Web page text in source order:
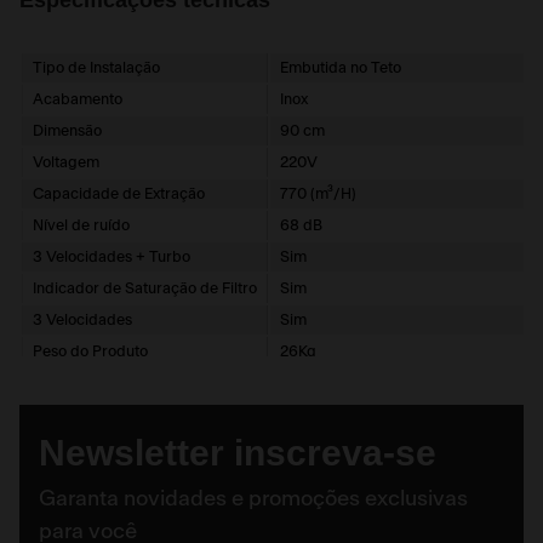
Tipo de Instalação Embutida no Teto
Acabamento Inox
Dimensão 90 cm
Voltagem 220V
Capacidade de Extração 770 (m³/H)
Nível de ruído 68 dB
3 Velocidades + Turbo Sim
Indicador de Saturação de Filtro Sim
3 Velocidades Sim
Peso do Produto 26Kg
Referência do Produto 17132
Diferencial Embutir no teto. A altura
Newsletter inscreva-se
Garanta novidades e promoções exclusivas
para você